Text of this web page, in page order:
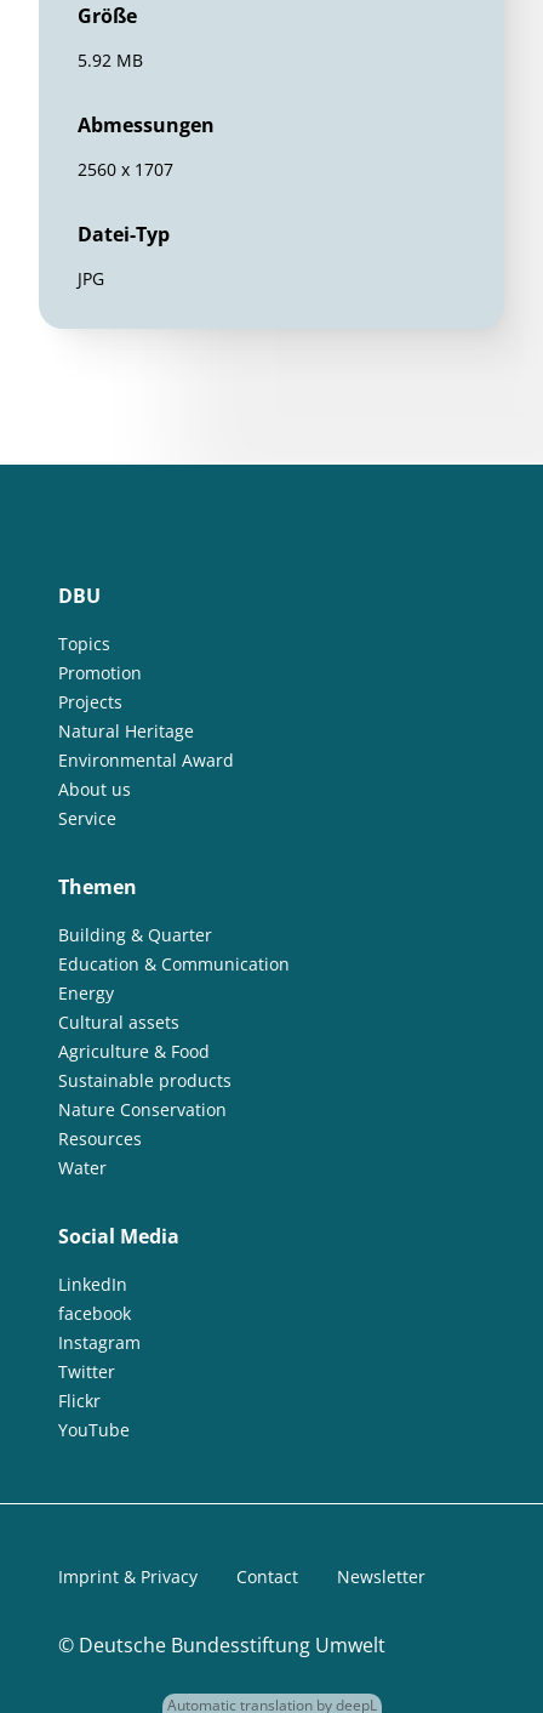
Größe
5.92 MB
Abmessungen
2560 x 1707
Datei-Typ
JPG
DBU
Topics
Promotion
Projects
Natural Heritage
Environmental Award
About us
Service
Themen
Building & Quarter
Education & Communication
Energy
Cultural assets
Agriculture & Food
Sustainable products
Nature Conservation
Resources
Water
Social Media
LinkedIn
facebook
Instagram
Twitter
Flickr
YouTube
© Deutsche Bundesstiftung Umwelt
Imprint & Privacy Contact Newsletter
Automatic translation by deepL